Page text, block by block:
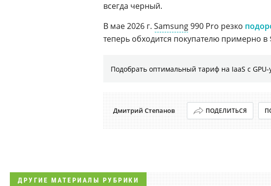
всегда черный.
В мае 2026 г. Samsung990 Pro резко
теперь обходится покупателю примерно в
Подобрать оптимальный тариф на IaaS с
Дмитрий Степанов ПОДЕЛИТЬСЯ
ДРУГИЕ МАТЕРИАЛЫ РУБРИКИ